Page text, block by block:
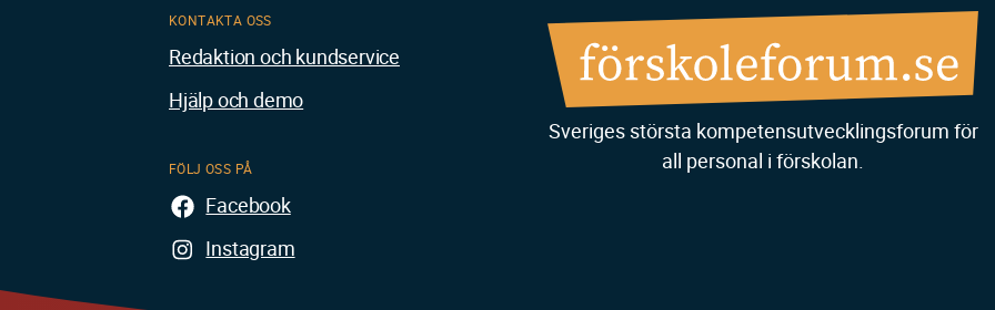
Sveriges största kompetensutvecklingsforum för
all personal i förskolan.
KONTAKTA OSS
Redaktion och kundservice
Hjälp och demo
FÖLJ OSS PÅ
Facebook
Instagram